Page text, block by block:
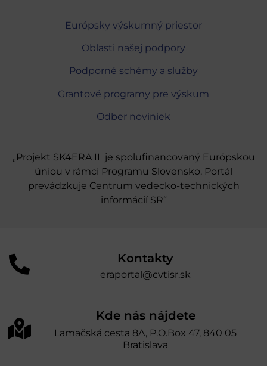
Európsky výskumný priestor
Oblasti našej podpory
Podporné schémy a služby
Grantové programy pre výskum
Odber noviniek
„Projekt SK4ERA II je spolufinancovaný Európskou
úniou v rámci Programu Slovensko. Portál
prevádzkuje Centrum vedecko-technických
informácií SR“
Kontakty
eraportal@cvtisr.sk
Kde nás nájdete
Lamačská cesta 8A, P.O.Box 47, 840 05
Bratislava